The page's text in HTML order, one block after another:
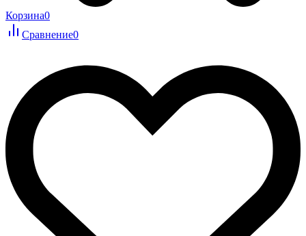
Корзина0
Сравнение0